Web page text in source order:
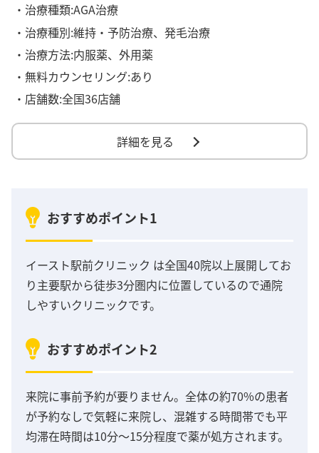
・治療種類:AGA治療
・治療種別:維持・予防治療、発毛治療
・治療方法:内服薬、外用薬
・無料カウンセリング:あり
・店舗数:全国36店舗
詳細を見る
おすすめポイント1
イースト駅前クリニック は全国40院以上展開してお
り主要駅から徒歩3分圏内に位置しているので通院
しやすいクリニックです。
おすすめポイント2
来院に事前予約が要りません。全体の約70%の患者
が予約なしで気軽に来院し、混雑する時間帯でも平
均滞在時間は10分～15分程度で薬が処方されます。